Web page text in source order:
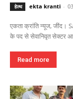
हेल्थ ekta kranti -
एकता क्रांति न्यूज, जींद।
के पद से सेवानिवृत सेक्टर आठ
Read more